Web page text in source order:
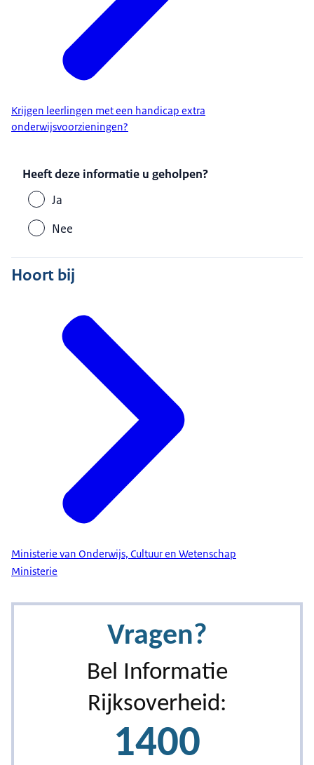
Krijgen leerlingen met een handicap extra
onderwijsvoorzieningen?
Heeft deze informatie u geholpen?
Ja
Nee
Hoort bij
Ministerie van Onderwijs, Cultuur en Wetenschap
Ministerie